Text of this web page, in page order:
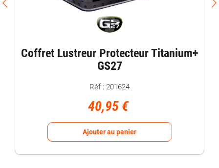
Coffret Lustreur Protecteur Titanium+
GS27
Réf : 201624
40,95 €
Ajouter au panier